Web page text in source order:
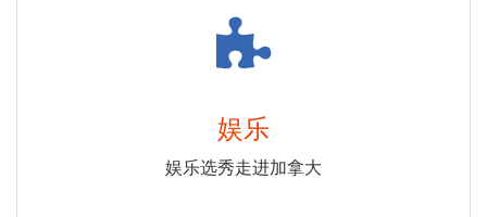
娱乐
娱乐选秀走进加拿大